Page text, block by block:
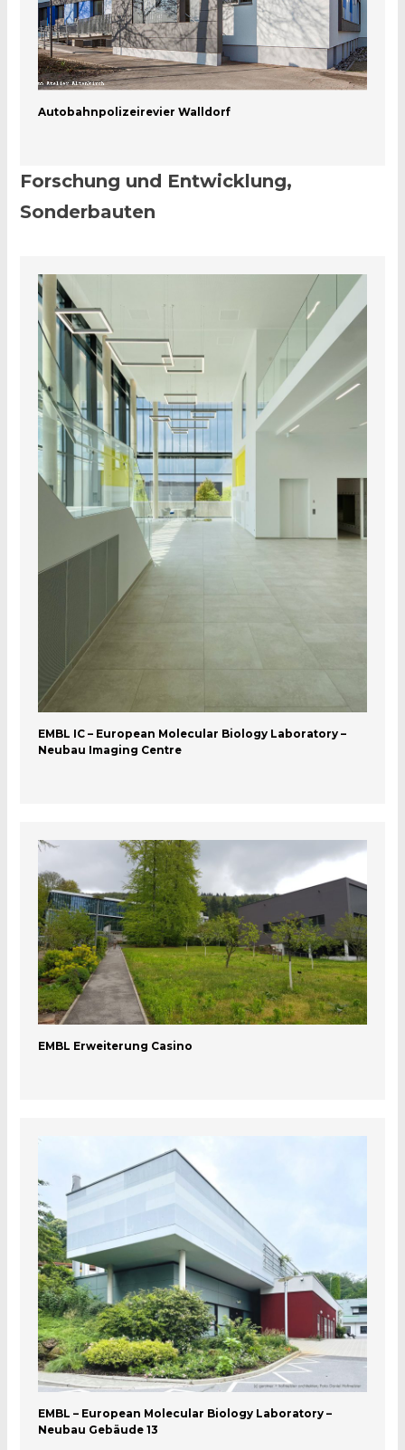
Autobahnpolizeirevier Walldorf
Forschung und Entwicklung,
Sonderbauten
EMBL IC – European Molecular Biology Laboratory –
Neubau Imaging Centre
EMBL Erweiterung Casino
EMBL – European Molecular Biology Laboratory –
Neubau Gebäude 13